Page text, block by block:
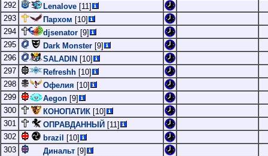
292
Lenalove [11]
293
Пархом [10]
294
djsenator [9]
295
Dark Monster [9]
296
SALADIN [10]
297
Refreshh [10]
298
Офелия [10]
299
Aegon [9]
300
КОНОПАТИК [10]
301
ОПРАВДАННЫЙ [11]
302
brazil
[10]
303
Динальт [9]